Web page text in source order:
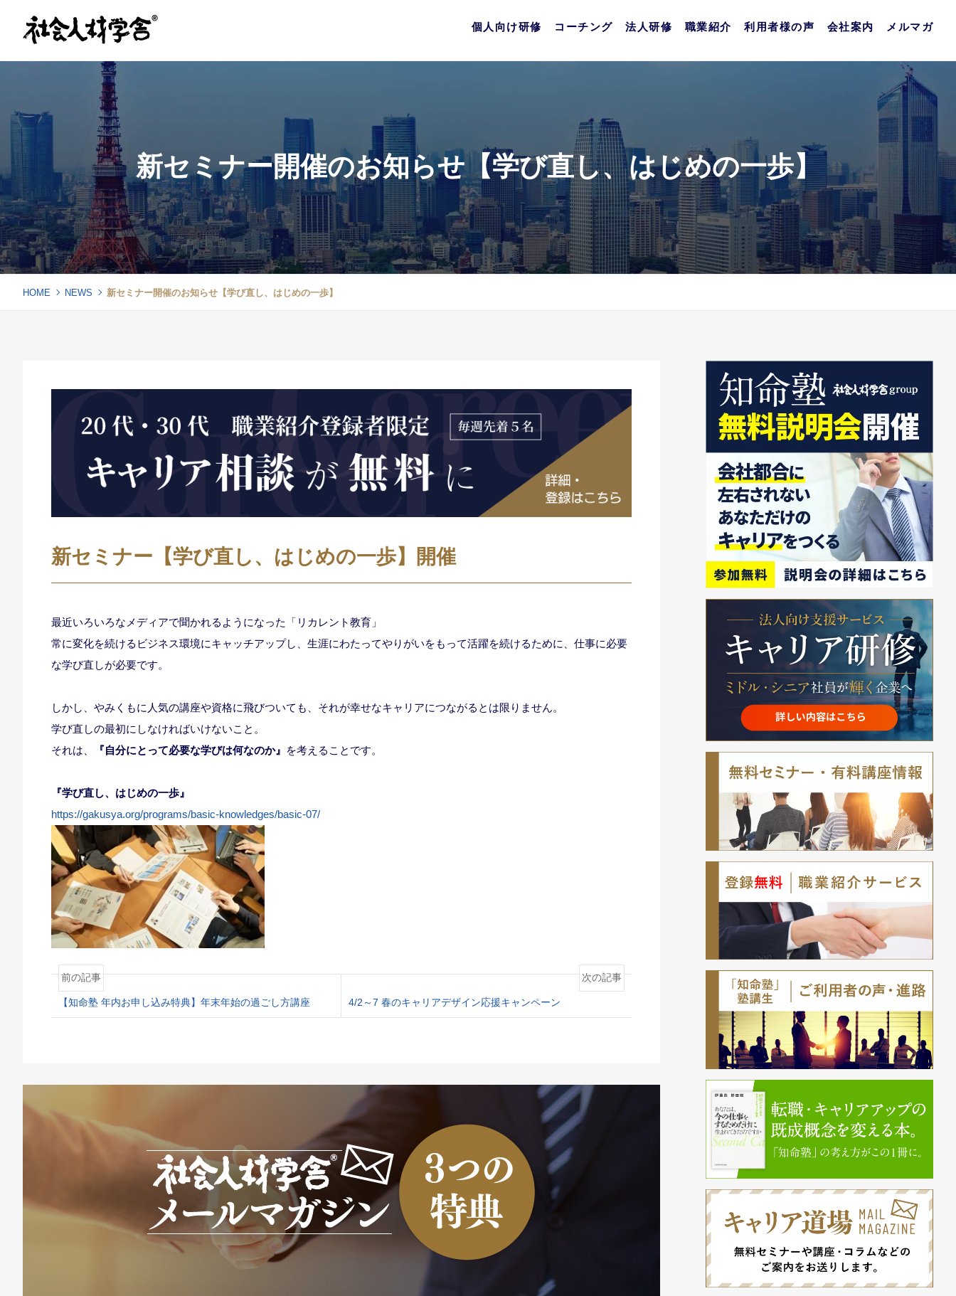
個人向け研修 コーチング 法人研修 職業紹介 利用者様の声 会社案内 メルマガ
新セミナー開催のお知らせ【学び直し、はじめの一歩】
HOME NEWS 新セミナー開催のお知らせ【学び直し、はじめの一歩】
新セミナー【学び直し、はじめの一歩】開催
最近いろいろなメディアで聞かれるようになった「リカレント教育」
常に変化を続けるビジネス環境にキャッチアップし、生涯にわたってやりがいをもって活躍を続けるために、仕事に必要
な学び直しが必要です。
しかし、やみくもに人気の講座や資格に飛びついても、それが幸せなキャリアにつながるとは限りません。
学び直しの最初にしなければいけないこと。
それは、
『自分にとって必要な学びは何なのか』 を考えることです。
『学び直し、はじめの一歩』
https://gakusya.org/programs/basic-knowledges/basic-07/
前の記事
【知命塾 年内お申し込み特典】年末年始の過ごし方講座
次の記事
4/2～7 春のキャリアデザイン応援キャンペーン